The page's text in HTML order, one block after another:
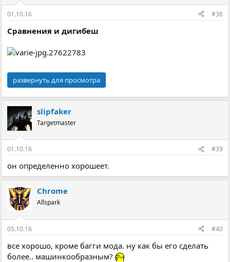
01.10.16 #38
Сравнения и дигибеш
развернуть для просмотра
slipfaker
Targetmaster
01.10.16 #39
он определенно хорошеет.
Chrome
Allspark
05.10.16 #40
все хорошо, кроме багги мода. ну как бы его сделать
более.. машинкообразным?